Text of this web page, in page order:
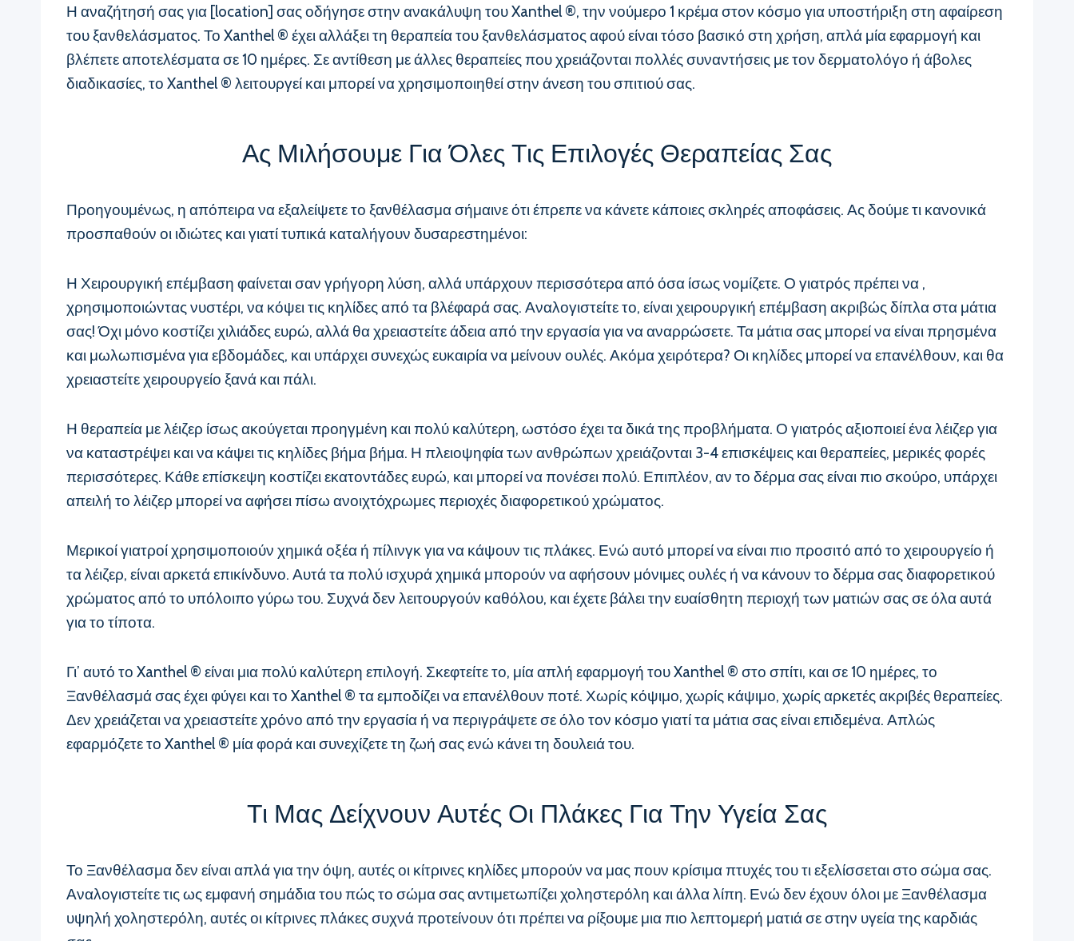
Η αναζήτησή σας για [location] σας οδήγησε στην ανακάλυψη του Xanthel ®, την νούμερο 1 κρέμα στον κόσμο για υποστήριξη στη αφαίρεση
του ξανθελάσματος. Το Xanthel ® έχει αλλάξει τη θεραπεία του ξανθελάσματος αφού είναι τόσο βασικό στη χρήση, απλά μία εφαρμογή και
βλέπετε αποτελέσματα σε 10 ημέρες. Σε αντίθεση με άλλες θεραπείες που χρειάζονται πολλές συναντήσεις με τον δερματολόγο ή άβολες
διαδικασίες, το Xanthel ® λειτουργεί και μπορεί να χρησιμοποιηθεί στην άνεση του σπιτιού σας.
Ας Μιλήσουμε Για Όλες Τις Επιλογές Θεραπείας Σας
Προηγουμένως, η απόπειρα να εξαλείψετε το ξανθέλασμα σήμαινε ότι έπρεπε να κάνετε κάποιες σκληρές αποφάσεις. Ας δούμε τι κανονικά
προσπαθούν οι ιδιώτες και γιατί τυπικά καταλήγουν δυσαρεστημένοι:
Η Χειρουργική επέμβαση φαίνεται σαν γρήγορη λύση, αλλά υπάρχουν περισσότερα από όσα ίσως νομίζετε. Ο γιατρός πρέπει να ,
χρησιμοποιώντας νυστέρι, να κόψει τις κηλίδες από τα βλέφαρά σας. Αναλογιστείτε το, είναι χειρουργική επέμβαση ακριβώς δίπλα στα μάτια
σας! Όχι μόνο κοστίζει χιλιάδες ευρώ, αλλά θα χρειαστείτε άδεια από την εργασία για να αναρρώσετε. Τα μάτια σας μπορεί να είναι πρησμένα
και μωλωπισμένα για εβδομάδες, και υπάρχει συνεχώς ευκαιρία να μείνουν ουλές. Ακόμα χειρότερα? Οι κηλίδες μπορεί να επανέλθουν, και θα
χρειαστείτε χειρουργείο ξανά και πάλι.
Η θεραπεία με λέιζερ ίσως ακούγεται προηγμένη και πολύ καλύτερη, ωστόσο έχει τα δικά της προβλήματα. Ο γιατρός αξιοποιεί ένα λέιζερ για
να καταστρέψει και να κάψει τις κηλίδες βήμα βήμα. Η πλειοψηφία των ανθρώπων χρειάζονται 3-4 επισκέψεις και θεραπείες, μερικές φορές
περισσότερες. Κάθε επίσκεψη κοστίζει εκατοντάδες ευρώ, και μπορεί να πονέσει πολύ. Επιπλέον, αν το δέρμα σας είναι πιο σκούρο, υπάρχει
απειλή το λέιζερ μπορεί να αφήσει πίσω ανοιχτόχρωμες περιοχές διαφορετικού χρώματος.
Μερικοί γιατροί χρησιμοποιούν χημικά οξέα ή πίλινγκ για να κάψουν τις πλάκες. Ενώ αυτό μπορεί να είναι πιο προσιτό από το χειρουργείο ή
τα λέιζερ, είναι αρκετά επικίνδυνο. Αυτά τα πολύ ισχυρά χημικά μπορούν να αφήσουν μόνιμες ουλές ή να κάνουν το δέρμα σας διαφορετικού
χρώματος από το υπόλοιπο γύρω του. Συχνά δεν λειτουργούν καθόλου, και έχετε βάλει την ευαίσθητη περιοχή των ματιών σας σε όλα αυτά
για το τίποτα.
Γι’ αυτό το Xanthel ® είναι μια πολύ καλύτερη επιλογή. Σκεφτείτε το, μία απλή εφαρμογή του Xanthel ® στο σπίτι, και σε 10 ημέρες, το
Ξανθέλασμά σας έχει φύγει και το Xanthel ® τα εμποδίζει να επανέλθουν ποτέ. Χωρίς κόψιμο, χωρίς κάψιμο, χωρίς αρκετές ακριβές θεραπείες.
Δεν χρειάζεται να χρειαστείτε χρόνο από την εργασία ή να περιγράψετε σε όλο τον κόσμο γιατί τα μάτια σας είναι επιδεμένα. Απλώς
εφαρμόζετε το Xanthel ® μία φορά και συνεχίζετε τη ζωή σας ενώ κάνει τη δουλειά του.
Τι Μας Δείχνουν Αυτές Οι Πλάκες Για Την Υγεία Σας
Το Ξανθέλασμα δεν είναι απλά για την όψη, αυτές οι κίτρινες κηλίδες μπορούν να μας πουν κρίσιμα πτυχές του τι εξελίσσεται στο σώμα σας.
Αναλογιστείτε τις ως εμφανή σημάδια του πώς το σώμα σας αντιμετωπίζει χοληστερόλη και άλλα λίπη. Ενώ δεν έχουν όλοι με Ξανθέλασμα
υψηλή χοληστερόλη, αυτές οι κίτρινες πλάκες συχνά προτείνουν ότι πρέπει να ρίξουμε μια πιο λεπτομερή ματιά σε στην υγεία της καρδιάς